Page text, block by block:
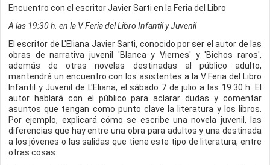
Encuentro con el escritor Javier Sarti en la Feria del Libro
A las 19:30 h. en la V Feria del Libro Infantil y Juvenil
El escritor de L'Eliana Javier Sarti, conocido por ser el autor de las
obras de narrativa juvenil 'Blanca y Viernes' y 'Bichos raros',
además de otras novelas destinadas al público adulto,
mantendrá un encuentro con los asistentes a la V Feria del Libro
Infantil y Juvenil de L'Eliana, el sábado 7 de julio a las 19:30 h. El
autor hablará con el público para aclarar dudas y comentar
asuntos que tengan como punto clave la literatura y los libros.
Por ejemplo, explicará cómo se escribe una novela juvenil, las
diferencias que hay entre una obra para adultos y una destinada
a los jóvenes o las salidas que tiene este tipo de literatura, entre
otras cosas.